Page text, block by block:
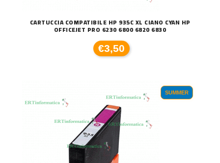
CARTUCCIA COMPATIBILE HP 935C XL CIANO CYAN HP
OFFICEJET PRO 6230 6800 6820 6830
€3,50
SUMMER